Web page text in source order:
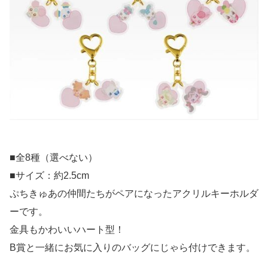
■全8種（選べない）
■サイズ：約2.5cm
ぷちきゅあの仲間たちがペアになったアクリルキーホルダ
ーです。
金具もかわいいハート型！
B賞と一緒にお気に入りのバッグにじゃら付けできます。